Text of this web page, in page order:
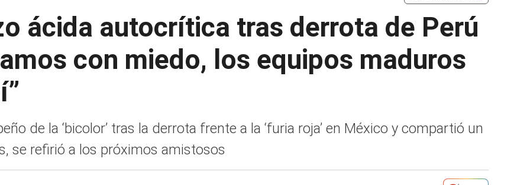
ácida autocrítica tras derrota de Perú
con miedo, los equipos maduros
de la ‘bicolor’ tras la derrota frente a la ‘furia roja’ en México y compartió un
se refirió a los próximos amistosos